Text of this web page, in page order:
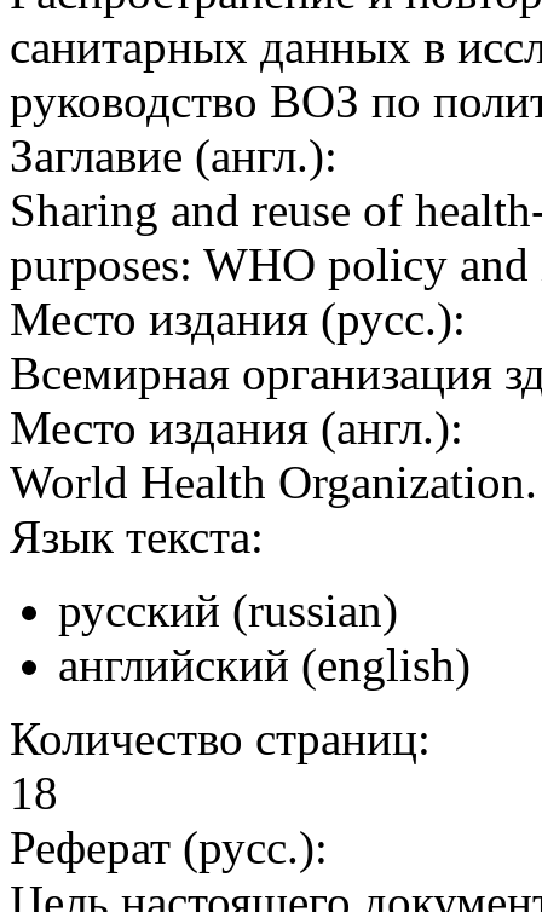
санитарных данных в
руководство ВОЗ по
Заглавие (англ.):
Sharing and reuse of
purposes: WHO policy
Место издания (русс.):
Всемирная организация
Место издания (англ.):
World Health
Язык текста:
русский (russian)
английский (english)
Количество страниц:
18
Реферат (русс.):